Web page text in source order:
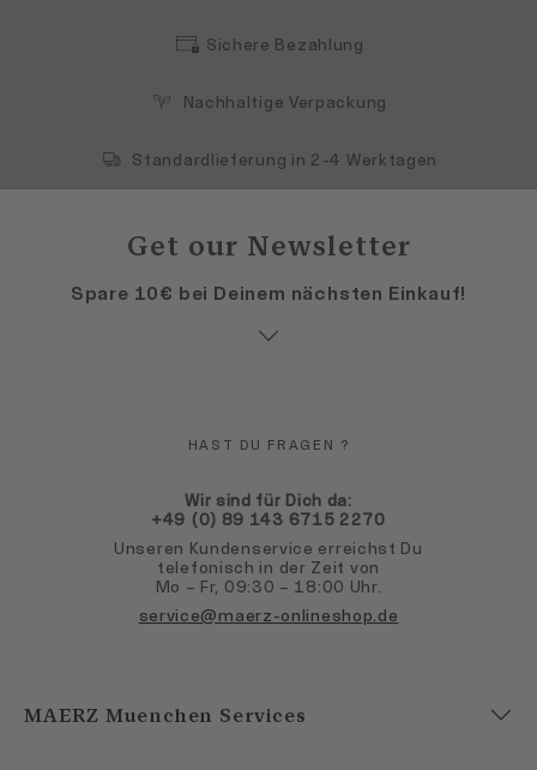
Sichere Bezahlung
Nachhaltige Verpackung
Standardlieferung in 2-4 Werktagen
Get our Newsletter
Spare 10€ bei Deinem nächsten Einkauf!
HAST DU FRAGEN ?
Wir sind für Dich da:
+49 (0) 89 143 6715 2270
Unseren Kundenservice erreichst Du
telefonisch in der Zeit von
Mo – Fr, 09:30 – 18:00 Uhr.
service@maerz-onlineshop.de
MAERZ Muenchen Services